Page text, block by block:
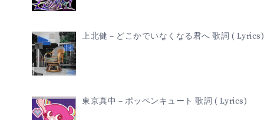
上北健 – どこかでいなくなる君へ 歌詞 ( Lyrics)
東京真中 – ポッペンキュート 歌詞 ( Lyrics)